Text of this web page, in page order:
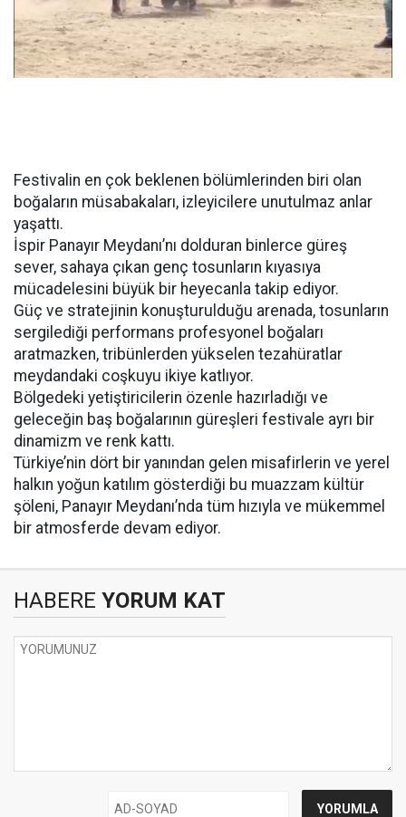
Festivalin en çok beklenen bölümlerinden biri olan
boğaların müsabakaları, izleyicilere unutulmaz anlar
yaşattı.
İspir Panayır Meydanı’nı dolduran binlerce güreş
sever, sahaya çıkan genç tosunların kıyasıya
mücadelesini büyük bir heyecanla takip ediyor.
Güç ve stratejinin konuşturulduğu arenada, tosunların
sergilediği performans profesyonel boğaları
aratmazken, tribünlerden yükselen tezahüratlar
meydandaki coşkuyu ikiye katlıyor.
Bölgedeki yetiştiricilerin özenle hazırladığı ve
geleceğin baş boğalarının güreşleri festivale ayrı bir
dinamizm ve renk kattı.
Türkiye’nin dört bir yanından gelen misafirlerin ve yerel
halkın yoğun katılım gösterdiği bu muazzam kültür
şöleni, Panayır Meydanı’nda tüm hızıyla ve mükemmel
bir atmosferde devam ediyor.
HABERE YORUM KAT